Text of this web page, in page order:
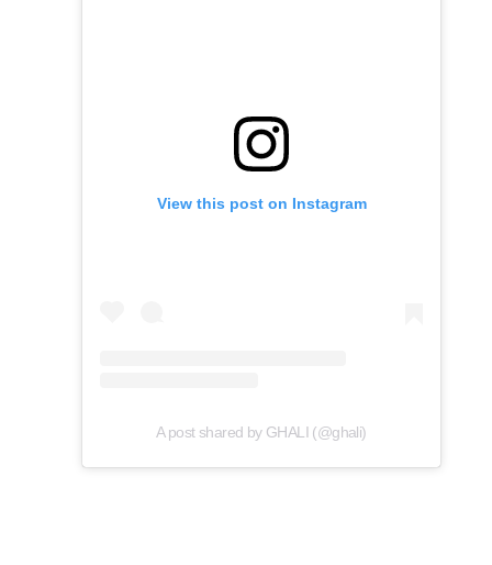
View this post on Instagram
A post shared by GHALI (@ghali)